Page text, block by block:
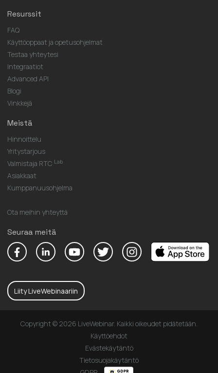
Resurssit
FAQ
Käyttöoppaat ja opetusohjelmat
Testaa yhteytesi
Integraatiot
Advanced API
Blogi
Vinkkejä
Meistä
Hinnoittelu
Yritystarjous
Valmistaja RTC Lab
Asiakkaat
Kumppanuusohjelma
Ota meihin yhteyttä
Seuraa meitä
Liity LiveWebinaariin
Copyright © 2026 LiveWebinar. Kaikki oikeudet pidätetään.
Käyttöehdot
Evästekäytäntö
Tietosuojakäytäntö